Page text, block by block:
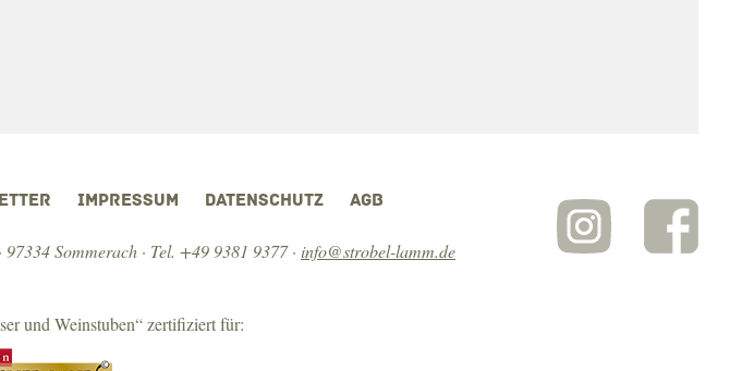
IMPRESSUM DATENSCHUTZ AGB
Sommerach · Tel. +49 9381 9377· info@strobel-lamm.de
und Weinstuben“ zertifiziert für: